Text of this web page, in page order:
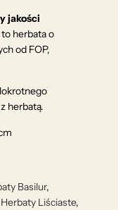
jakości
herbata o
od FOP,
herbatą.
Basilur,
Herbaty Liściaste,